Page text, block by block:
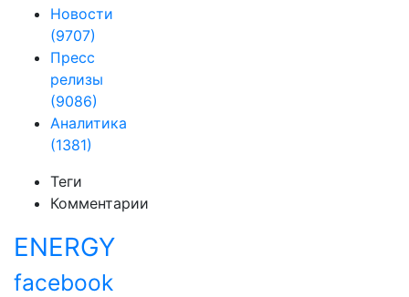
Новости
(9707)
Пресс
релизы
(9086)
Аналитика
(1381)
Теги
Комментарии
ENERGY
facebook